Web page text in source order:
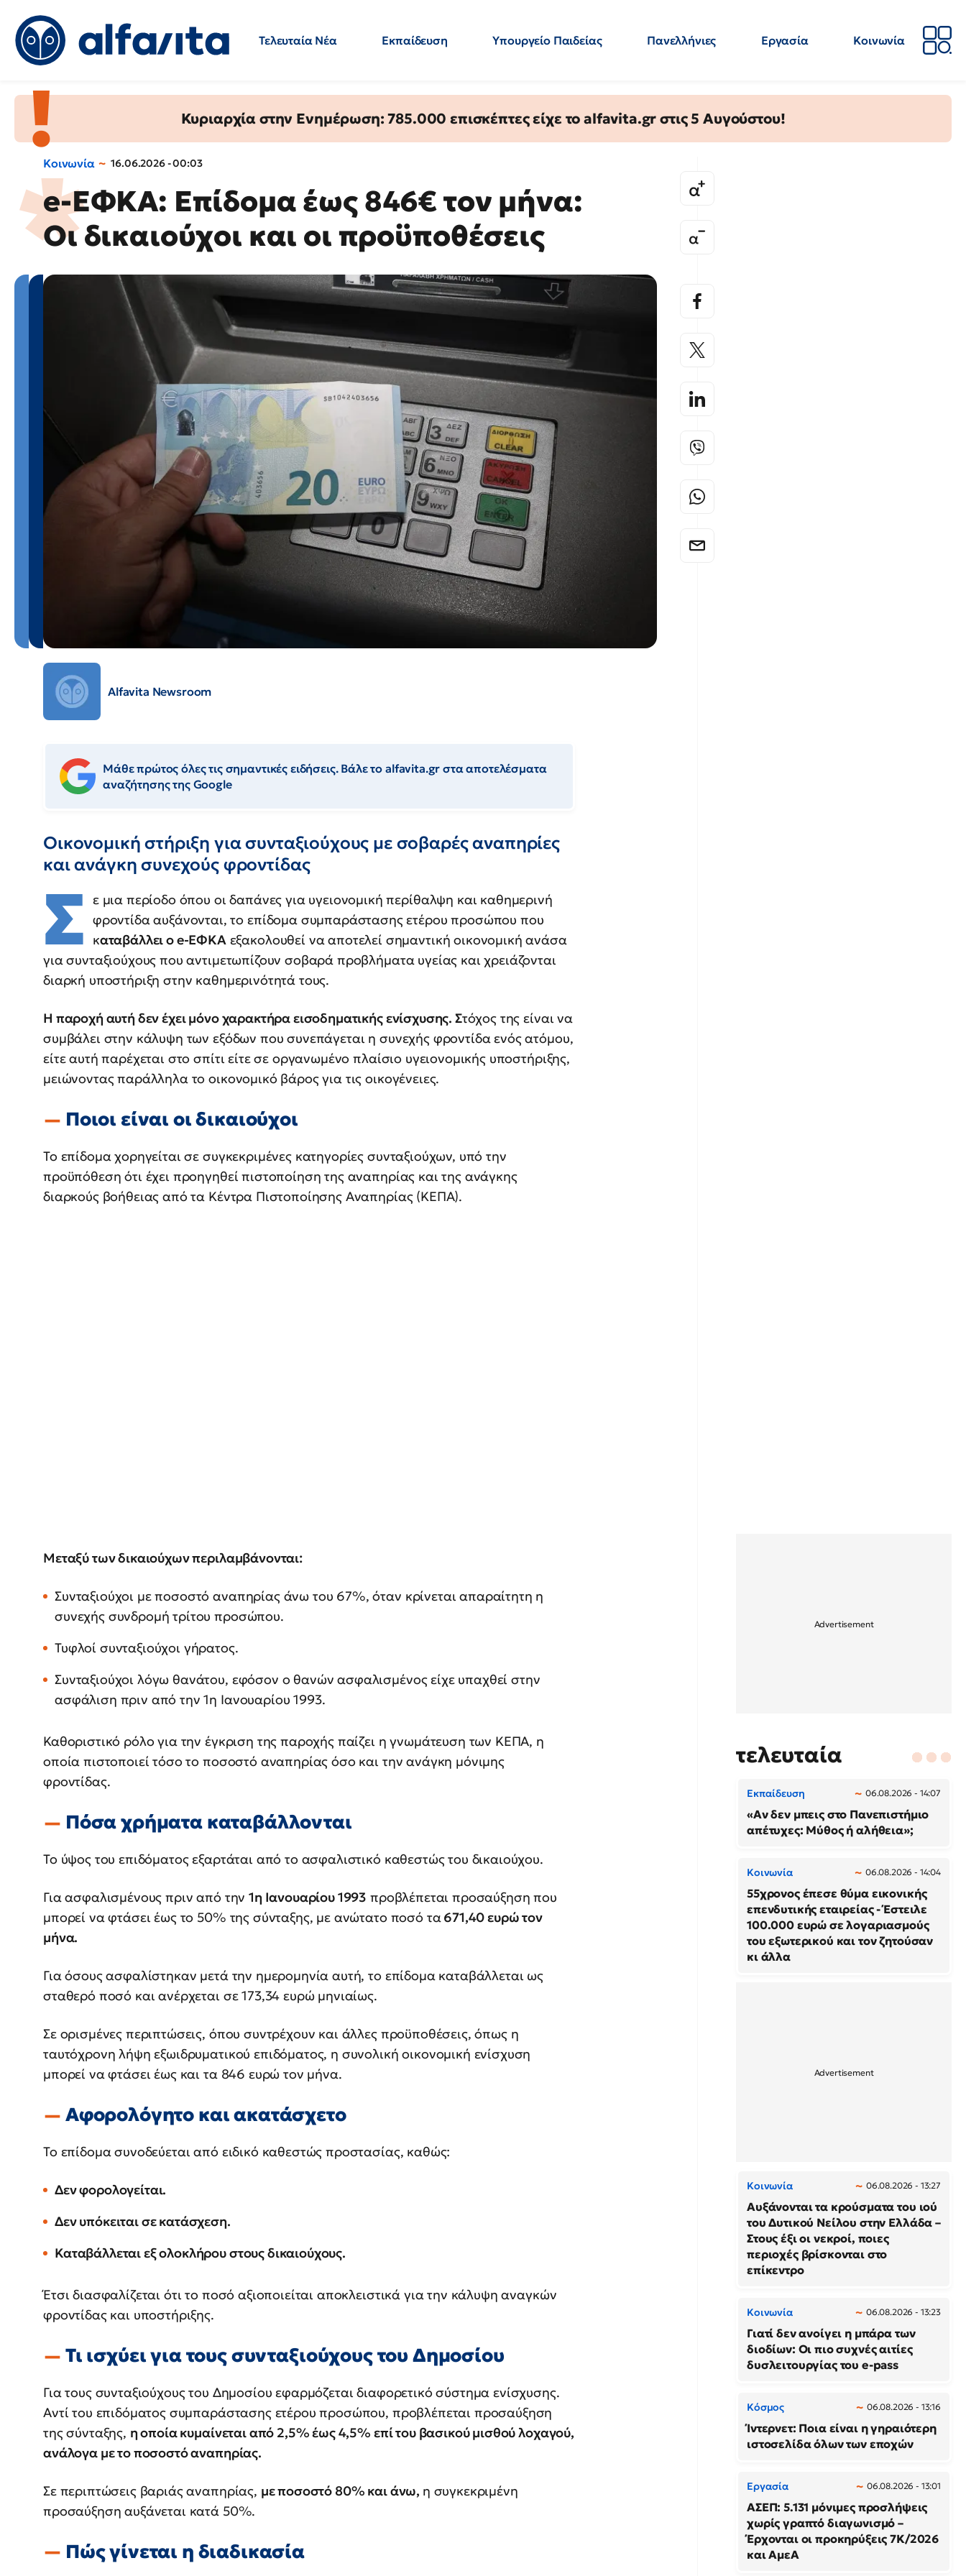
Τελευταία Νέα Εκπαίδευση Υπουργείο Παιδείας Πανελλήνιες Εργασία
Κοινωνία
Κυριαρχία στην Ενημέρωση: 785.000 επισκέπτες είχε το alfavita.gr στις 5 Αυγούστου!
Κοινωνία 16.06.2026 - 00:03
e-ΕΦΚΑ: Επίδομα έως 846€ τον μήνα:
Οι δικαιούχοι και οι προϋποθέσεις
Alfavita Newsroom
Μάθε πρώτος όλες τις σημαντικές ειδήσεις. Βάλε το alfavita.gr στα αποτελέσματα
αναζήτησης της Google
Οικονομική στήριξη για συνταξιούχους με σοβαρές αναπηρίες
και ανάγκη συνεχούς φροντίδας
Σ ε μια περίοδο όπου οι δαπάνες για υγειονομική περίθαλψη και καθημερινή
φροντίδα αυξάνονται, το επίδομα συμπαράστασης ετέρου προσώπου που
καταβάλλει ο e-ΕΦΚΑεξακολουθεί να αποτελεί σημαντική οικονομική ανάσα
για συνταξιούχους που αντιμετωπίζουν σοβαρά προβλήματα υγείας και χρειάζονται
διαρκή υποστήριξη στην καθημερινότητά τους.
Η παροχή αυτή δεν έχει μόνο χαρακτήρα εισοδηματικής ενίσχυσης. Στόχος της είναι να
συμβάλει στην κάλυψη των εξόδων που συνεπάγεται η συνεχής φροντίδα ενός ατόμου,
είτε αυτή παρέχεται στο σπίτι είτε σε οργανωμένο πλαίσιο υγειονομικής υποστήριξης,
μειώνοντας παράλληλα το οικονομικό βάρος για τις οικογένειες.
Ποιοι είναι οι δικαιούχοι
Το επίδομα χορηγείται σε συγκεκριμένες κατηγορίες συνταξιούχων, υπό την
προϋπόθεση ότι έχει προηγηθεί πιστοποίηση της αναπηρίας και της ανάγκης
διαρκούς βοήθειας από τα Κέντρα Πιστοποίησης Αναπηρίας (ΚΕΠΑ).
Μεταξύ των δικαιούχων περιλαμβάνονται:
Συνταξιούχοι με ποσοστό αναπηρίας άνω του 67%, όταν κρίνεται απαραίτητη η
συνεχής συνδρομή τρίτου προσώπου.
Τυφλοί συνταξιούχοι γήρατος.
Συνταξιούχοι λόγω θανάτου, εφόσον ο θανών ασφαλισμένος είχε υπαχθεί στην
ασφάλιση πριν από την 1η Ιανουαρίου 1993.
Καθοριστικό ρόλο για την έγκριση της παροχής παίζει η γνωμάτευση των ΚΕΠΑ, η
οποία πιστοποιεί τόσο το ποσοστό αναπηρίας όσο και την ανάγκη μόνιμης
φροντίδας.
Πόσα χρήματα καταβάλλονται
Το ύψος του επιδόματος εξαρτάται από το ασφαλιστικό καθεστώς του δικαιούχου.
Για ασφαλισμένους πριν από την1η Ιανουαρίου 1993 προβλέπεται προσαύξηση που
μπορεί να φτάσει έως το 50% της σύνταξης, με ανώτατο ποσό τα671,40 ευρώ τον
μήνα.
Για όσους ασφαλίστηκαν μετά την ημερομηνία αυτή, το επίδομα καταβάλλεται ως
σταθερό ποσό και ανέρχεται σε 173,34 ευρώ μηνιαίως.
Σε ορισμένες περιπτώσεις, όπου συντρέχουν και άλλες προϋποθέσεις, όπως η
ταυτόχρονη λήψη εξωιδρυματικού επιδόματος, η συνολική οικονομική ενίσχυση
μπορεί να φτάσει έως και τα 846 ευρώ τον μήνα.
Αφορολόγητο και ακατάσχετο
Το επίδομα συνοδεύεται από ειδικό καθεστώς προστασίας, καθώς:
Δεν φορολογείται.
Δεν υπόκειται σε κατάσχεση.
Καταβάλλεται εξ ολοκλήρου στους δικαιούχους.
Έτσι διασφαλίζεται ότι το ποσό αξιοποιείται αποκλειστικά για την κάλυψη αναγκών
φροντίδας και υποστήριξης.
Τι ισχύει για τους συνταξιούχους του Δημοσίου
Για τους συνταξιούχους του Δημοσίου εφαρμόζεται διαφορετικό σύστημα ενίσχυσης.
Αντί του επιδόματος συμπαράστασης ετέρου προσώπου, προβλέπεται προσαύξηση
της σύνταξης, η οποία κυμαίνεται από 2,5% έως 4,5% επί του βασικού μισθού λοχαγού,
ανάλογα με το ποσοστό αναπηρίας.
Σε περιπτώσεις βαριάς αναπηρίας, με ποσοστό 80% και άνω, η συγκεκριμένη
προσαύξηση αυξάνεται κατά 50%.
Πώς γίνεται η διαδικασία
τελευταία
Εκπαίδευση 06.08.2026 - 14:07
«Αν δεν μπεις στο Πανεπιστήμιο
απέτυχες: Μύθος ή αλήθεια»;
Κοινωνία 06.08.2026 - 14:04
55χρονος έπεσε θύμα εικονικής
επενδυτικής εταιρείας - Έστειλε
100.000 ευρώ σε λογαριασμούς
του εξωτερικού και τον ζητούσαν
κι άλλα
Κοινωνία 06.08.2026 - 13:27
Αυξάνονται τα κρούσματα του ιού
του Δυτικού Νείλου στην Ελλάδα –
Στους έξι οι νεκροί, ποιες
περιοχές βρίσκονται στο
επίκεντρο
Κοινωνία 06.08.2026 - 13:23
Γιατί δεν ανοίγει η μπάρα των
διοδίων: Οι πιο συχνές αιτίες
δυσλειτουργίας του e-pass
Κόσμος 06.08.2026 - 13:16
Ίντερνετ: Ποια είναι η γηραιότερη
ιστοσελίδα όλων των εποχών
Εργασία 06.08.2026 - 13:01
ΑΣΕΠ: 5.131 μόνιμες προσλήψεις
χωρίς γραπτό διαγωνισμό –
Έρχονται οι προκηρύξεις 7Κ/2026
και ΑμεΑ